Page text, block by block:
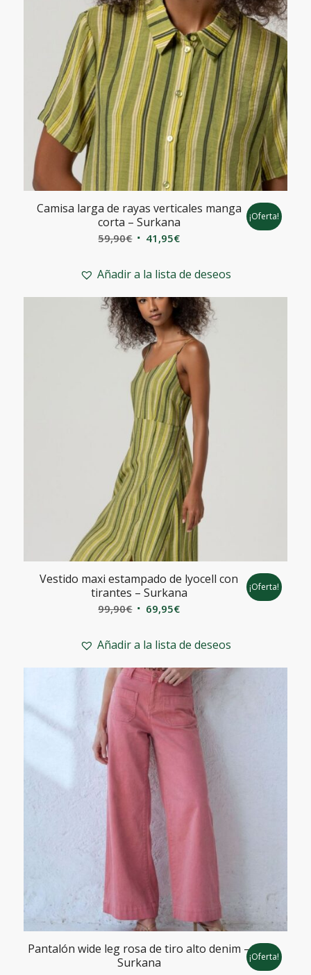
Camisa larga de rayas verticales manga
corta – Surkana
59,90€ El
original
59,90€.
41,95€El
actual
41,95€.
¡Oferta!
Añadir a la lista de deseos
Vestido maxi estampado de lyocell con
tirantes – Surkana
99,90€ El
original
99,90€.
69,95€El
actual
69,95€.
¡Oferta!
Añadir a la lista de deseos
Pantalón wide leg rosa de tiro alto denim –
Surkana
¡Oferta!